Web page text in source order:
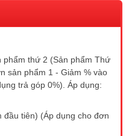
phẩm thứ 2 (Sản phẩm Thứ
sản phẩm 1 - Giảm % vào
trả góp 0%). Áp dụng:
đầu tiên) (Áp dụng cho đơn